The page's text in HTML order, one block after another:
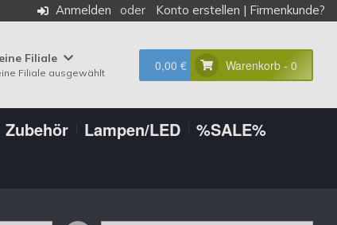
Anmelden Konto erstellen | Firmenkunde?
Filiale
Filiale ausgewählt 0,00 € Warenkorb - 0
Zubehör Lampen/LED
%SALE%